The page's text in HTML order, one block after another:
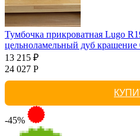
Тумбочка прикроватная Lugo
цельноламельный дуб крашение
13 215 ₽
24 027 Р
-45%